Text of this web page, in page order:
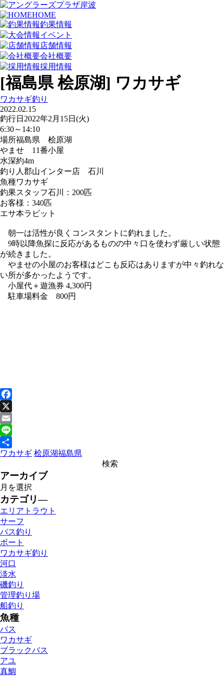
HOME
釣果情報
イベント
店舗情報
会社概要
採用情報
[福島県 桧原湖] ワカサギ
ワカサギ釣り
2022.02.15
釣行日 2022年2月15日(火)
6:30～14:10
場所福島県 桧原湖
やませ 11番小屋
水深約4m
釣り人 郡山インター店 石川
魚種ワカサギ
釣果スタッフ石川：200匹
お客様：340匹
エサ本ラビット
朝一は活性が良くコンスタントに釣れました。
9時以降魚探に反応があるものの中々口を使わず厳しい状態
が続きました。
やませの小屋のお客様はどこも反応はありますが中々釣れな
い所が多かったようです。
小屋代＋遊漁券 4,300円
駐車場料金 800円
Facebook
X
Email
Line
共
ワカサギ 桧原湖福島県
アーカイブ
カテゴリ―
エリアトラウト
サーフ
バス釣り
ボート
ワカサギ釣り
河口
淡水
磯釣り
管理釣り場
船釣り
魚種
バス
ワカサギ
ブラックバス
アユ
真鯛